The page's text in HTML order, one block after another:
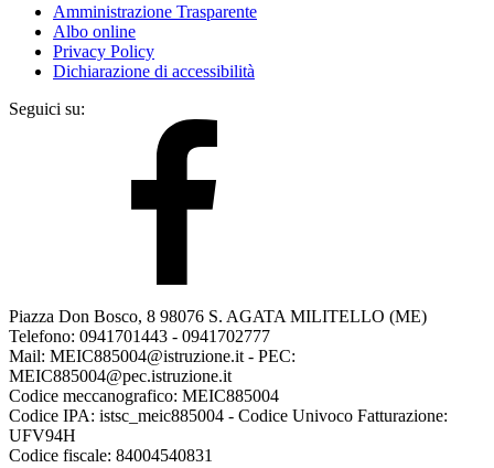
Amministrazione Trasparente
Albo online
Privacy Policy
Dichiarazione di accessibilità
Seguici su:
Piazza Don Bosco, 8 98076 S. AGATA MILITELLO (ME)
Telefono: 0941701443 - 0941702777
Mail: MEIC885004@istruzione.it - PEC:
MEIC885004@pec.istruzione.it
Codice meccanografico: MEIC885004
Codice IPA: istsc_meic885004 - Codice Univoco Fatturazione:
UFV94H
Codice fiscale: 84004540831